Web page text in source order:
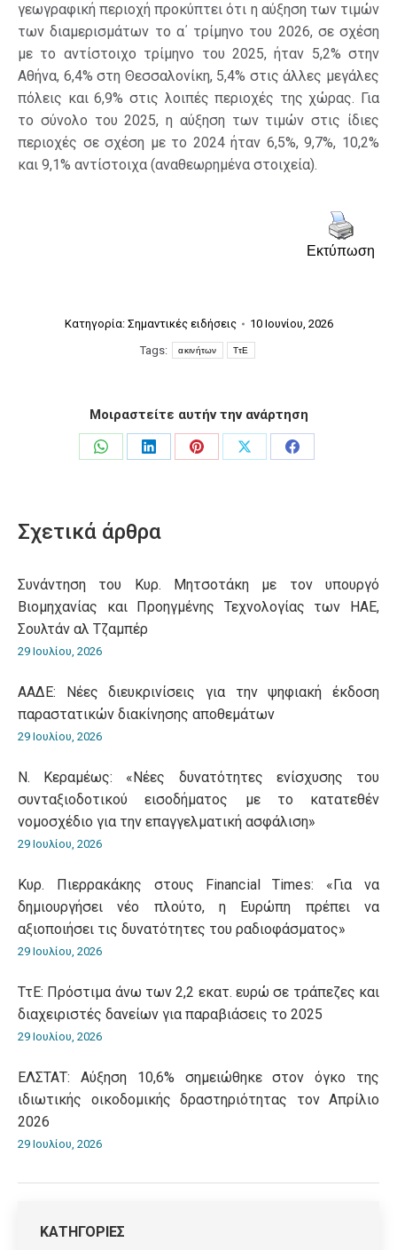
γεωγραφική περιοχή προκύπτει ότι η αύξηση των τιμών
των διαμερισμάτων το α΄ τρίμηνο του 2026, σε σχέση
με το αντίστοιχο τρίμηνο του 2025, ήταν 5,2% στην
Αθήνα, 6,4% στη Θεσσαλονίκη, 5,4% στις άλλες μεγάλες
πόλεις και 6,9% στις λοιπές περιοχές της χώρας. Για
το σύνολο του 2025, η αύξηση των τιμών στις ίδιες
περιοχές σε σχέση με το 2024 ήταν 6,5%, 9,7%, 10,2%
και 9,1% αντίστοιχα (αναθεωρημένα στοιχεία).
Εκτύπωση
Κατηγορία: Σημαντικές ειδήσεις
10 Ιουνίου, 2026
Tags:
ακινήτων ΤτΕ
Μοιραστείτε αυτήν την ανάρτηση
Share
Share
Share
Share
Share
Σχετικά άρθρα
Συνάντηση του Κυρ. Μητσοτάκη με τον υπουργό
Βιομηχανίας και Προηγμένης Τεχνολογίας των ΗΑΕ,
Σουλτάν αλ Τζαμπέρ
29 Ιουλίου, 2026
ΑΑΔΕ: Νέες διευκρινίσεις για την ψηφιακή έκδοση
παραστατικών διακίνησης αποθεμάτων
29 Ιουλίου, 2026
Ν. Κεραμέως: «Νέες δυνατότητες ενίσχυσης του
συνταξιοδοτικού εισοδήματος με το κατατεθέν
νομοσχέδιο για την επαγγελματική ασφάλιση»
29 Ιουλίου, 2026
Κυρ. Πιερρακάκης στους Financial Times: «Για να
δημιουργήσει νέο πλούτο, η Ευρώπη πρέπει να
αξιοποιήσει τις δυνατότητες του ραδιοφάσματος»
29 Ιουλίου, 2026
ΤτΕ: Πρόστιμα άνω των 2,2 εκατ. ευρώ σε τράπεζες και
διαχειριστές δανείων για παραβιάσεις το 2025
29 Ιουλίου, 2026
ΕΛΣΤΑΤ: Αύξηση 10,6% σημειώθηκε στον όγκο της
ιδιωτικής οικοδομικής δραστηριότητας τον Απρίλιο
2026
29 Ιουλίου, 2026
ΚΑΤΗΓΟΡΙΕΣ